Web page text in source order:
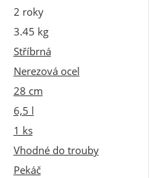
2 roky
3.45 kg
Stříbrná
Nerezová ocel
28 cm
6,5 l
1 ks
Vhodné do trouby
Pekáč